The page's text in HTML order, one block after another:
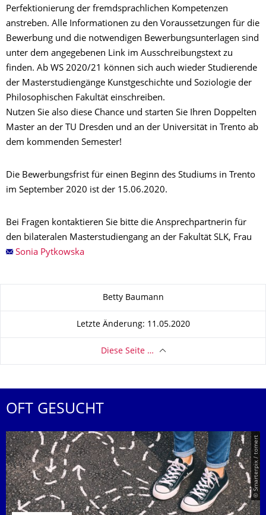
Perfektionierung der fremdsprachlichen Kompetenzen
anstreben. Alle Informationen zu den Voraussetzungen für die
Bewerbung und die notwendigen Bewerbungsunterlagen sind
unter dem angegebenen Link im Ausschreibungstext zu
finden. Ab WS 2020/21 können sich auch wieder Studierende
der Masterstudiengänge Kunstgeschichte und Soziologie der
Philosophischen Fakultät einschreiben.
Nutzen Sie also diese Chance und starten Sie Ihren Doppelten
Master an der TU Dresden und an der Universität in Trento ab
dem kommenden Semester!
Die Bewerbungsfrist für einen Beginn des Studiums in Trento
im September 2020 ist der 15.06.2020.
Bei Fragen kontaktieren Sie bitte die Ansprechpartnerin für
den bilateralen Masterstudiengang an der Fakultät SLK, Frau
Sonia Pytkowska
Betty Baumann
Letzte Änderung: 11.05.2020
Diese Seite …
OFT GESUCHT
© Smarterpix / tomert